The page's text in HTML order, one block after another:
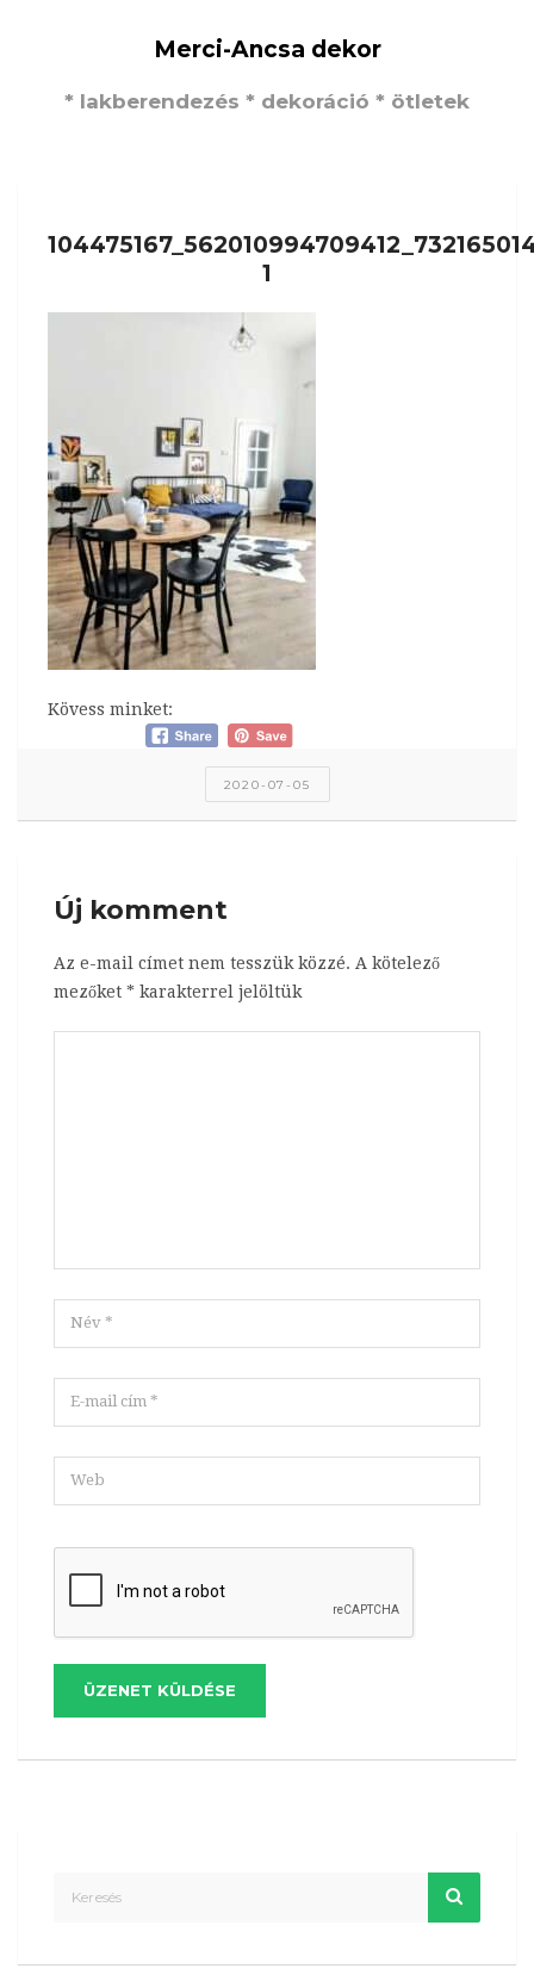
Merci-Ancsa dekor
* lakberendezés * dekoráció * ötletek
1
Kövess minket:
2020-07-05
Új komment
Az e-mail címet nem tesszük közzé. A kötelező
mezőket * karakterrel jelöltük
ÜZENET KÜLDÉSE